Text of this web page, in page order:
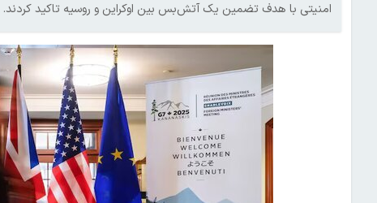
امنیتی با هدف تضمین یک آتش‌بس بین اوکراین و روسیه تاکید کردند.